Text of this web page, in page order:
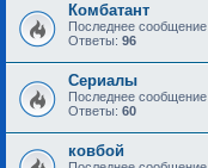
Комбатант
Последнее сообщение
Ответы: 96
Сериалы
Последнее сообщение
Ответы: 60
ковбой